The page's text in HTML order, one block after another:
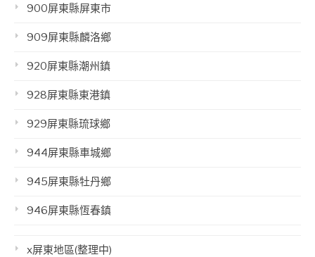
900屏東縣屏東市
909屏東縣麟洛鄉
920屏東縣潮州鎮
928屏東縣東港鎮
929屏東縣琉球鄉
944屏東縣車城鄉
945屏東縣牡丹鄉
946屏東縣恆春鎮
x屏東地區(整理中)